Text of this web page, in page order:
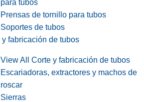
para tubos
Prensas de tornillo para tubos
Soportes de tubos
y fabricación de tubos
View All Corte y fabricación de tubos
Escariadoras, extractores y machos de
roscar
Sierras